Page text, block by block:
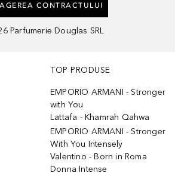
CONTRACTULUI
Parfumerie Douglas SRL
TOP PRODUSE
EMPORIO ARMANI - Stronger
with You
Lattafa - Khamrah Qahwa
EMPORIO ARMANI - Stronger
With You Intensely
Valentino - Born in Roma
Donna Intense